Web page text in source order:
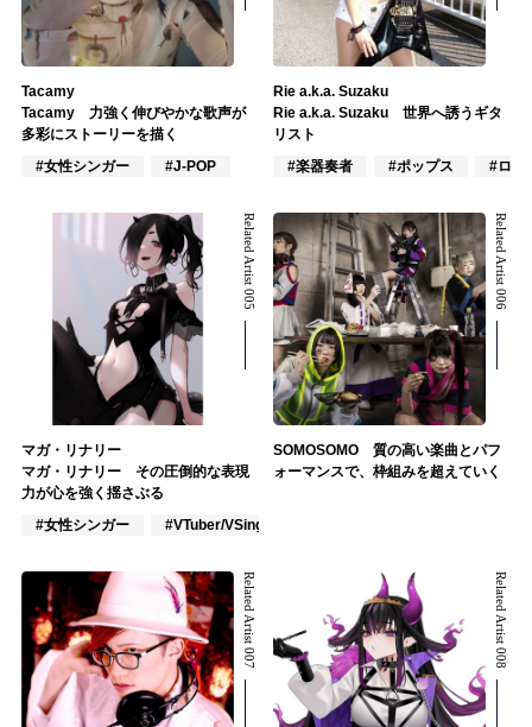
Tacamy
Tacamy 力強く伸びやかな歌声が
多彩にストーリーを描く
#女性シンガー
#J-POP
Rie a.k.a. Suzaku
Rie a.k.a. Suzaku 世界へ誘うギタ
リスト
#楽器奏者
#ポップス #ロッ
Related Artist 005
マガ・リナリー
マガ・リナリー その圧倒的な表現
力が心を強く揺さぶる
#女性シンガー
#VTuber/VSinger
Related Artist 006
SOMOSOMO 質の高い楽曲とパフ
ォーマンスで、枠組みを超えていく
Related Artist 007 Related Artist 008